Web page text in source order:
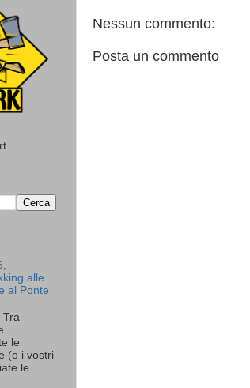
Nessun commento:
Posta un commento
alle
al Ponte
Tra
le
(o i vostri
le